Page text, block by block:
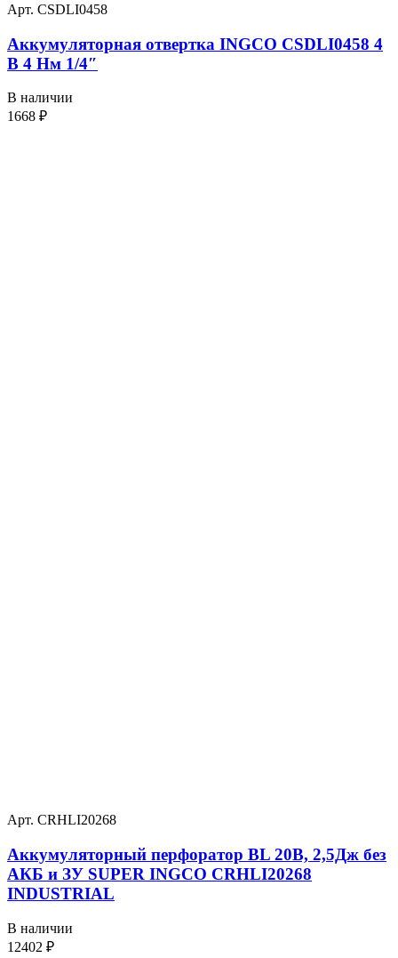
Арт. CSDLI0458
Аккумуляторная отвертка INGCO CSDLI0458 4
В 4 Нм 1/4″
В наличии
1668 ₽
Арт. CRHLI20268
Аккумуляторный перфоратор BL 20В, 2,5Дж без
АКБ и ЗУ SUPER INGCO CRHLI20268
INDUSTRIAL
В наличии
12402 ₽